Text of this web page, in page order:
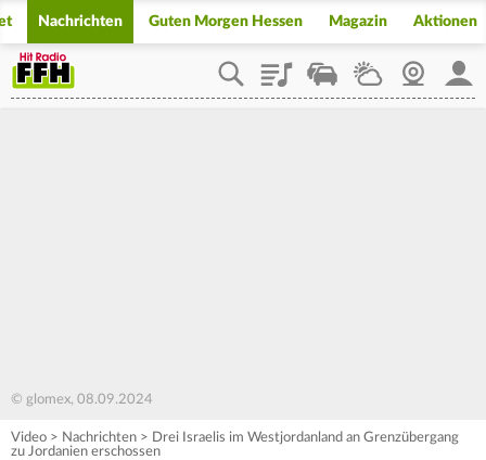
Nachrichten Guten Morgen Hessen Magazin Aktionen
PlaylistStaupilotWetterWebcam
© glomex, 08.09.2024
Video > Nachrichten > Drei Israelis im Westjordanland an Grenzübergang
zu Jordanien erschossen